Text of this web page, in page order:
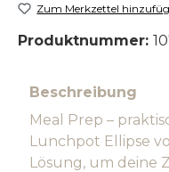
Zum Merkzettel
Produktnummer:
Beschreibung
Meal Prep –
Lunchpot Ellipse
Lösung, um deine